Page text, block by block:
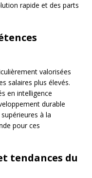
rapide et des parts
valorisées
salaires plus élevés.
en intelligence
durable
à la
pour ces
tendances du